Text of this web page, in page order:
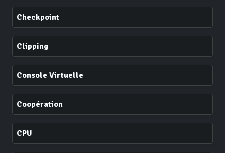
Checkpoint
Clipping
Console Virtuelle
Coopération
CPU